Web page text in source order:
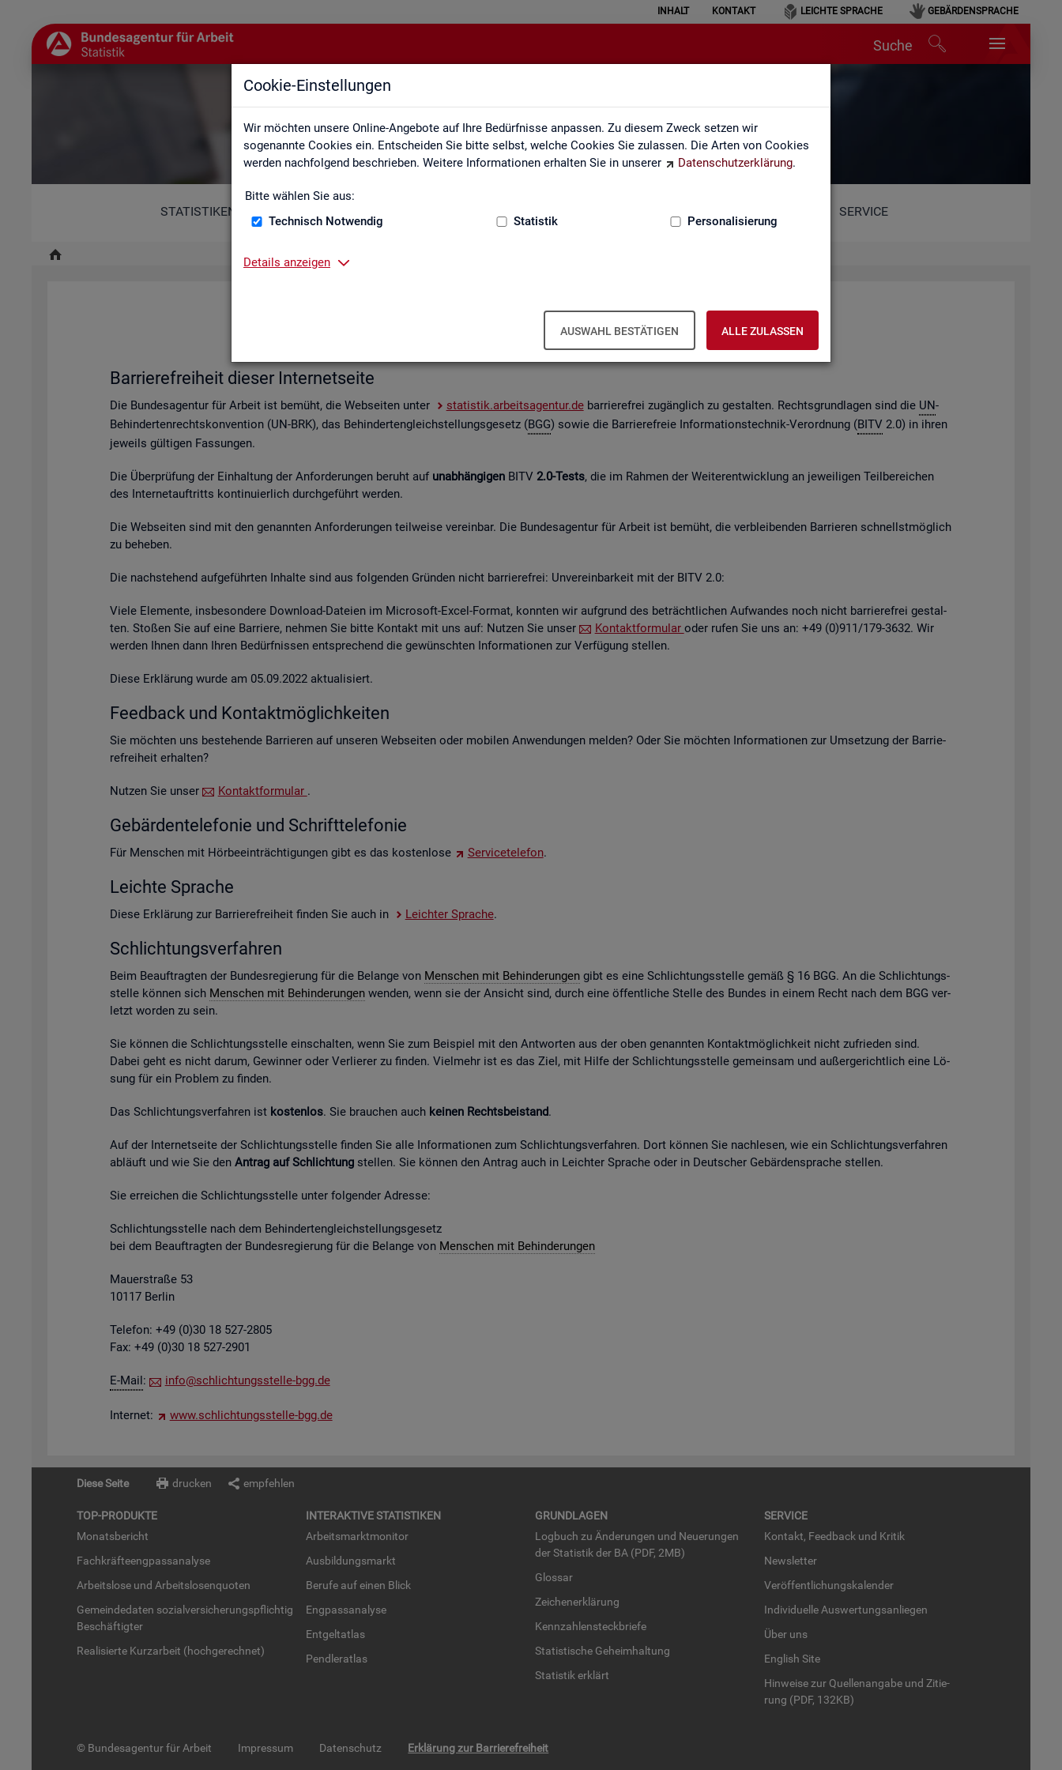
Cookie-Einstellungen
Wir möchten unsere Online-Angebote auf Ihre Bedürfnisse anpassen. Zu diesem Zweck setzen wir
sogenannte Cookies ein. Entscheiden Sie bitte selbst, welche Cookies Sie zulassen. Die Arten von Cookies
werden nachfolgend beschrieben. Weitere Informationen erhalten Sie in unserer
Datenschutzerklärung.
Bitte wählen Sie aus:
Technisch Notwendig
Statistik Personalisierung
Details anzeigen
AUSWAHL BESTÄTIGEN ALLE ZULASSEN
INHALT KONTAKT LEICHTE SPRACHE GEBÄRDENSPRACHE
Suche
Erklärung zur Barrierefreiheit
STATISTIKEN SERVICE
Er­klä­rung zur Bar­rie­re­frei­heit
sta­tis­tik.ar­beits­agen­tur.de ver­öf­fent­lich­ten Web­sei­ten.
Bar­rie­re­frei­heit die­ser In­ter­net­sei­te
Die Bun­des­agen­tur für Ar­beit ist be­müht, die Web­sei­ten unter sta­tis­tik.ar­beits­agen­tur.debar­rie­re­frei zu­gäng­lich zu ge­stal­ten. Rechts­grund­la­gen sind die UN-
Be­hin­der­ten­rechts­kon­ven­ti­on (UN-BRK), das Be­hin­der­ten­gleich­stel­lungs­ge­setz (BGG) sowie die Bar­rie­re­freie In­for­ma­ti­ons­tech­nik-Ver­ord­nung (BITV 2.0) in ihren
je­weils gül­ti­gen Fas­sun­gen.
Die Über­prü­fung der Ein­hal­tung der An­for­de­run­gen be­ruht auf un­ab­hän­gi­genBITV 2.0-Tests, die im Rah­men der Wei­ter­ent­wick­lung an je­wei­li­gen Teil­be­rei­chen
des In­ter­net­auf­tritts kon­ti­nu­ier­lich durch­ge­führt wer­den.
Die Web­sei­ten sind mit den ge­nann­ten An­for­de­run­gen teil­wei­se ver­ein­bar. Die Bun­des­agen­tur für Ar­beit ist be­müht, die ver­blei­ben­den Bar­rie­ren schnellst­mög­lich
zu be­he­ben.
Die nach­ste­hend auf­ge­führ­ten In­hal­te sind aus fol­gen­den Grün­den nicht bar­rie­re­frei: Un­ver­ein­bar­keit mit der BITV 2.0:
Viele Ele­men­te, ins­be­son­de­re Down­load-Da­tei­en im Mi­cro­soft-Excel-For­mat, konn­ten wir auf­grund des be­trächt­li­chen Auf­wan­des noch nicht bar­rie­re­frei ge­stal­
ten. Sto­ßen Sie auf eine Bar­rie­re, neh­men Sie bitte Kon­takt mit uns auf: Nut­zen Sie unser
Kon­takt­for­mu­lar oder rufen Sie uns an: +49 (0)911/179-3632. Wir
wer­den Ihnen dann Ihren Be­dürf­nis­sen ent­spre­chend die ge­wünsch­ten In­for­ma­tio­nen zur Ver­fü­gung stel­len.
Diese Er­klä­rung wurde am 05.09.2022 ak­tua­li­siert.
Feed­back und Kon­takt­mög­lich­kei­ten
Sie möch­ten uns be­stehen­de Bar­rie­ren auf un­se­ren Web­sei­ten oder mo­bi­len An­wen­dun­gen mel­den? Oder Sie möch­ten In­for­ma­tio­nen zur Um­set­zung der Bar­rie­
re­frei­heit er­hal­ten?
Nut­zen Sie unser Kon­takt­for­mu­lar .
Ge­bär­den­te­le­fo­nie und Schrift­te­le­fo­nie
Für Men­schen mit Hör­be­ein­träch­ti­gun­gen gibt es das kos­ten­lo­se Ser­vice­te­le­fon.
Leich­te Spra­che
Diese Er­klä­rung zur Bar­rie­re­frei­heit fin­den Sie auch in Leich­ter Spra­che.
Schlich­tungs­ver­fah­ren
Beim Be­auf­trag­ten der Bun­des­re­gie­rung für die Be­lan­ge von Men­schen mit Be­hin­de­run­gengibt es eine Schlich­tungs­stel­le gemäß § 16 BGG. An die Schlich­tungs­
stel­le kön­nen sich Men­schen mit Be­hin­de­run­genwen­den, wenn sie der An­sicht sind, durch eine öf­fent­li­che Stel­le des Bun­des in einem Recht nach dem BGG ver­
letzt wor­den zu sein.
Sie kön­nen die Schlich­tungs­stel­le ein­schal­ten, wenn Sie zum Bei­spiel mit den Ant­wor­ten aus der oben ge­nann­ten Kon­takt­mög­lich­keit nicht zu­frie­den sind.
Dabei geht es nicht darum, Ge­win­ner oder Ver­lie­rer zu fin­den. Viel­mehr ist es das Ziel, mit Hilfe der Schlich­tungs­stel­le ge­mein­sam und au­ßer­ge­richt­lich eine Lö­
sung für ein Pro­blem zu fin­den.
Das Schlich­tungs­ver­fah­ren ist kos­ten­los. Sie brau­chen auch kei­nen Rechts­bei­stand.
Auf der In­ter­net­sei­te der Schlich­tungs­stel­le fin­den Sie alle In­for­ma­tio­nen zum Schlich­tungs­ver­fah­ren. Dort kön­nen Sie nach­le­sen, wie ein Schlich­tungs­ver­fah­ren
ab­läuft und wie Sie den An­trag auf Schlich­tungstel­len. Sie kön­nen den An­trag auch in Leich­ter Spra­che oder in Deut­scher Ge­bär­den­spra­che stel­len.
Sie er­rei­chen die Schlich­tungs­stel­le unter fol­gen­der Adres­se:
Schlich­tungs­stel­le nach dem Be­hin­der­ten­gleich­stel­lungs­ge­setz
bei dem Be­auf­trag­ten der Bun­des­re­gie­rung für die Be­lan­ge von Men­schen mit Be­hin­de­run­gen
Mau­er­stra­ße 53
10117 Ber­lin
Te­le­fon: +49 (0)30 18 527-2805
Fax: +49 (0)30 18 527-2901
E-Mail: info@​sch​lich​tung​sste​lle-​bgg.​de
In­ter­net: www.​sch​lich​tung​sste​lle-​bgg.​de
Diese Seite drucken empfehlen
TOP-PRO­DUK­TE
Mo­nats­be­richt
Fach­kräf­te­eng­pass­ana­ly­se
Ar­beits­lo­se und Ar­beits­lo­sen­quo­ten
Ge­mein­de­da­ten so­zi­al­ver­si­che­rungs­pflich­tig
Be­schäf­tig­ter
Rea­li­sier­te Kurz­ar­beit (hoch­ge­rech­net)
IN­TER­AK­TI­VE STA­TIS­TI­KEN
Ar­beits­markt­mo­ni­tor
Aus­bil­dungs­markt
Be­ru­fe auf einen Blick
Eng­pass­ana­ly­se
Ent­gel­t­at­las
Pend­ler­at­las
GRUND­LA­GEN
Log­buch zu Än­de­run­gen und Neue­run­gen
der Sta­tis­tik der BA (PDF, 2MB)
Glos­sar
Zei­chen­er­klä­rung
Kenn­zah­len­steck­brie­fe
Sta­tis­ti­sche Ge­heim­hal­tung
Sta­tis­tik er­klärt
SER­VICE
Kon­takt, Feed­back und Kri­tik
News­let­ter
Ver­öf­fent­li­chungs­ka­len­der
In­di­vi­du­el­le Aus­wer­tungs­an­lie­gen
Über uns
English Site
Hin­wei­se zur Quel­len­an­ga­be und Zi­tie­
rung (PDF, 132KB)
© Bundesagentur für Arbeit Impressum Datenschutz Erklärung zur Barrierefreiheit